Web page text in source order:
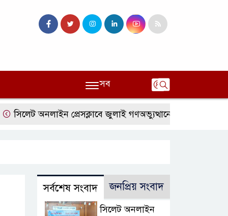
সব
অনলাইন প্রেসক্লাবে জুলাই গণঅভ্যুত্থানের বর্ষপূর্তি ও এটিএম
সর্বশেষ সংবাদ জনপ্রিয় সংবাদ
সিলেট অনলাইন